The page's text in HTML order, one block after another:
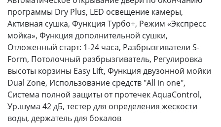
программы Dry Plus, LED освещение камеры,
Активная сушка, Функция Турбо+, Режим «Экспресс
мойка», Функция дополнительной сушки,
Отложенный старт: 1-24 часа, Разбрызгиватели S-
Form, Потолочный разбрызгиватель, Регулировка
высоты корзины Easy Lift, Функция двузонной мойки
Dual Zone, Использование средств "All in one",
Система полной защиты от протечек AquaControl,
Ур.шума 42 дБ, тестер для определения жескости
воды, держатель для бокалов